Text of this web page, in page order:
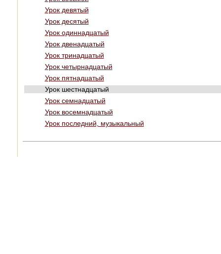
Урок девятый
Урок десятый
Урок одиннадцатый
Урок двенадцатый
Урок тринадцатый
Урок четырнадцатый
Урок пятнадцатый
Урок шестнадцатый
Урок семнадцатый
Урок восемнадцатый
Урок последний, музыкальный